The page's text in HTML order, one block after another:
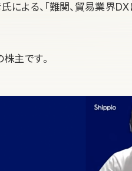
よる、「難関、貿易業界DX
主です。